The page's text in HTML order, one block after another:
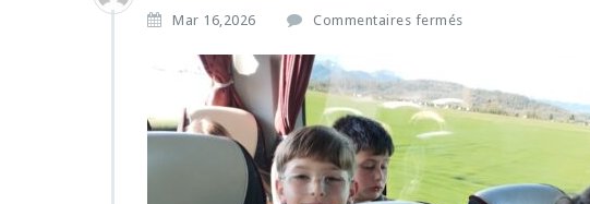
Mar 16,2026 Commentaires fermés
I
M
2
0